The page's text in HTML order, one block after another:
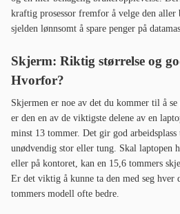
kraftig prosessor fremfor å velge den
sjelden lønnsomt å spare penger på
Skjerm: Riktig størrelse og
Hvorfor?
Skjermen er noe av det du kommer til å
er den en av de viktigste delene av en
minst 13 tommer. Det gir god
unødvendig stor eller tung. Skal laptopen
eller på kontoret, kan en 15,6 tommers
Er det viktig å kunne ta den med seg hver
tommers modell ofte bedre.